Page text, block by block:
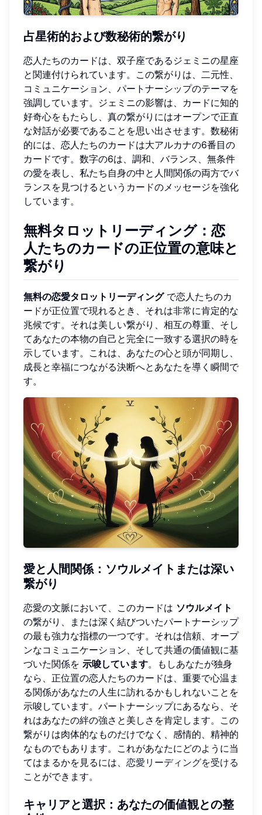
占星術的および数秘術的繋がり
恋人たちのカードは、双子座であるジェミニの星座
と関連付けられています。この繋がりは、二元性、
コミュニケーション、パートナーシップのテーマを
強調しています。ジェミニの影響は、カードに知的
好奇心をもたらし、真の繋がりにはオープンで正直
な対話が必要であることを思い出させます。数秘術
的には、恋人たちのカードは大アルカナの6番目の
カードです。数字の6は、調和、バランス、無条件
の愛を表し、私たち自身の中と人間関係の両方でバ
ランスを見つけるというカードのメッセージを強化
しています。
無料タロットリーディング：恋
人たちのカードの正位置の意味と
繋がり
無料の恋愛タロットリーディングで恋人たちのカ
ードが正位置で現れるとき、それは非常に肯定的な
兆候です。それは美しい繋がり、相互の尊重、そし
てあなたの本物の自己と完全に一致する選択の時を
示しています。これは、あなたの心と頭が同期し、
成長と幸福につながる決断へとあなたを導く瞬間で
す。
愛と人間関係：ソウルメイトまたは深い
繋がり
恋愛の文脈において、このカードは ソウルメイト
の繋がり、または深く結びついたパートナーシップ
の最も強力な指標の一つです。それは信頼、オープ
ンなコミュニケーション、そして共通の価値観に基
づいた関係を 示唆しています。もしあなたが独身
なら、正位置の恋人たちのカードは、重要で心温ま
る関係があなたの人生に訪れるかもしれないことを
示唆しています。パートナーシップにあるなら、そ
れはあなたの絆の強さと美しさを肯定します。この
繋がりは肉体的なものだけでなく、感情的、精神的
なものでもあります。これがあなたにどのように当
てはまるかを見るには、 恋愛リーディングを受ける
ことができます。
キャリアと選択：あなたの価値観との整